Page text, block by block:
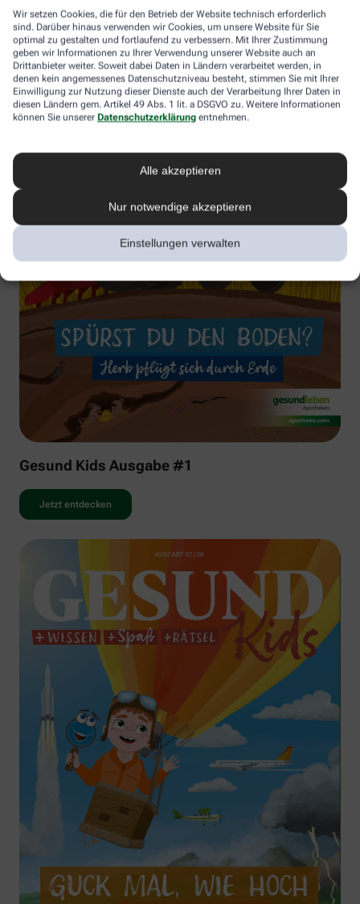
Wir setzen Cookies, die für den Betrieb der Website technisch erforderlich
sind. Darüber hinaus verwenden wir Cookies, um unsere Website für Sie
optimal zu gestalten und fortlaufend zu verbessern. Mit Ihrer Zustimmung
geben wir Informationen zu Ihrer Verwendung unserer Website auch an
Drittanbieter weiter. Soweit dabei Daten in Ländern verarbeitet werden, in
denen kein angemessenes Datenschutzniveau besteht, stimmen Sie mit Ihrer
Einwilligung zur Nutzung dieser Dienste auch der Verarbeitung Ihrer Daten in
diesen Ländern gem. Artikel 49 Abs. 1 lit. a DSGVO zu. Weitere Informationen
können Sie unserer Datenschutzerklärung entnehmen.
Alle akzeptieren
Nur notwendige akzeptieren
Einstellungen verwalten
Gesund Kids Ausgabe #1
Jetzt entdecken